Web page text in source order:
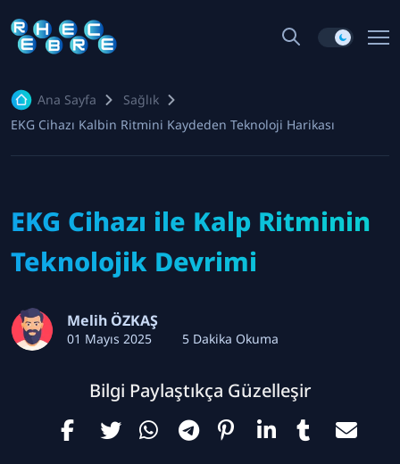
Ana Sayfa
Sağlık
EKG Cihazı Kalbin Ritmini Kaydeden Teknoloji Harikası
EKG Cihazı ile Kalp Ritminin
Teknolojik Devrimi
Melih ÖZKAŞ
01 Mayıs 2025 5 Dakika Okuma
Bilgi Paylaştıkça Güzelleşir